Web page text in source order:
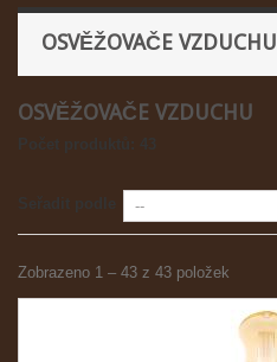
OSVĚŽOVAČE VZDUCHU
OSVĚŽOVAČE VZDUCHU
Seřadit podle
Zobrazeno 1 – 43 z 43 položek